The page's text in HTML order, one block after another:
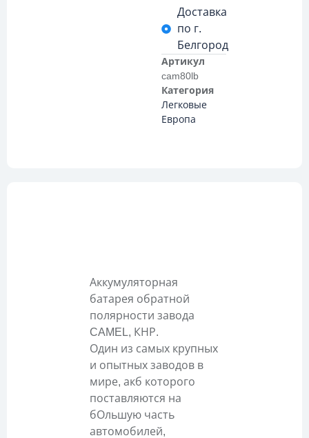
Доставка
по г.
Белгород
Артикул
cam80lb
Категория
Легковые
Европа
Аккумуляторная
батарея обратной
полярности завода
CAMEL, КНР.
Один из самых крупных
и опытных заводов в
мире, акб которого
поставляются на
бОльшую часть
автомобилей,